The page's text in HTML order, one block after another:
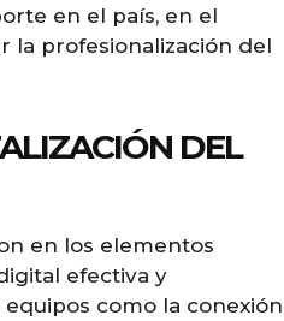
en el país, en el
la profesionalización del
DEL
en los elementos
efectiva y
como la conexión